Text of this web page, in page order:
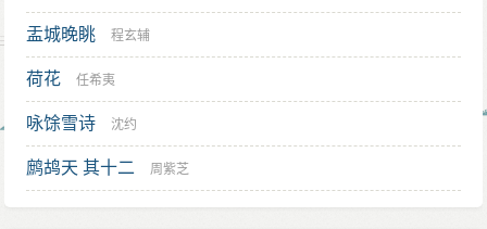
盂城晚眺 程玄辅
荷花 任希夷
咏馀雪诗 沈约
鹧鸪天 其十二 周紫芝